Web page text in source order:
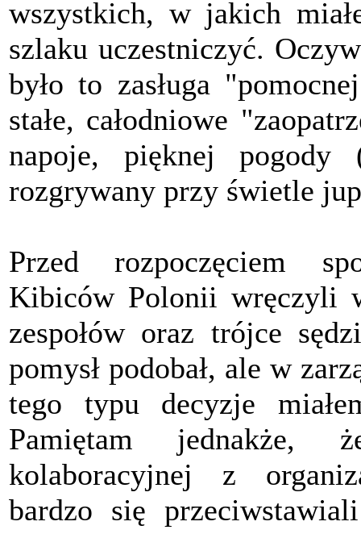
wszystkich, w jakich
szlaku uczestniczyć.
było to zasługa
stałe, całodniowe
napoje, pięknej
rozgrywany przy świetle
Przed rozpoczęciem
Kibiców Polonii wręczyli
zespołów oraz trójce
pomysł podobał, ale w
tego typu decyzje
Pamiętam
kolaboracyjnej z
bardzo się